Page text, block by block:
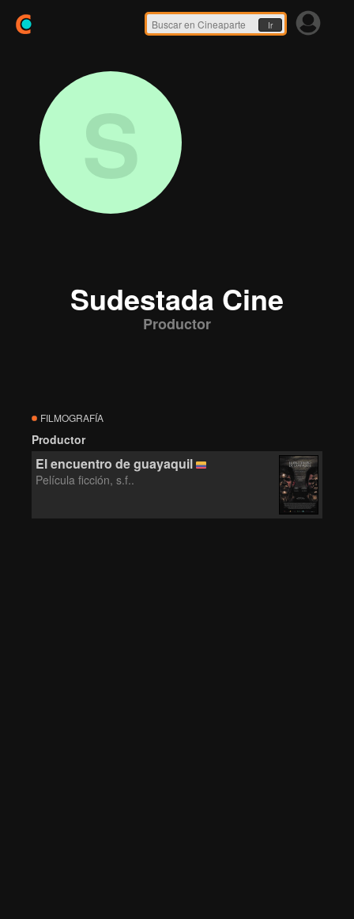
Ir
S
Sudestada Cine
Productor
FILMOGRAFÍA
Productor
El encuentro de guayaquil
Película ficción, s.f..